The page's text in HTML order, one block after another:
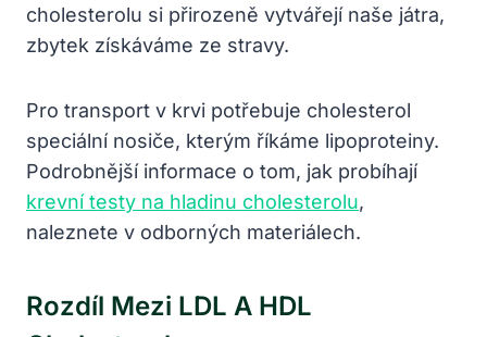
cholesterolu si přirozeně vytvářejí naše játra,
zbytek získáváme ze stravy.
Pro transport v krvi potřebuje cholesterol
speciální nosiče, kterým říkáme lipoproteiny.
Podrobnější informace o tom, jak probíhají
krevní testy na hladinu cholesterolu,
naleznete v odborných materiálech.
Rozdíl Mezi LDL A HDL